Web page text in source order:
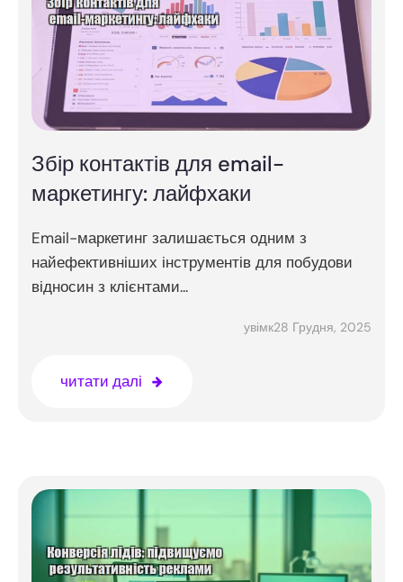
Збір контактів для email-
маркетингу: лайфхаки
Email-маркетинг залишається одним з
найефективніших інструментів для побудови
відносин з клієнтами...
увімк28 Грудня, 2025
читати далі